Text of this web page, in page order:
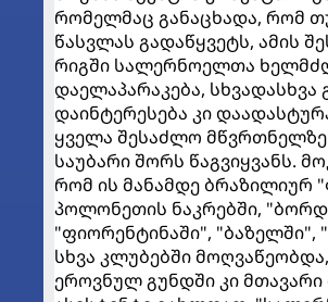
რომელმაც განაცხადა, რომ
წასვლას გადაწყვეტს, ამის
რიგში სალერნოელთა
დაელაპარაკება, სხვადასხვა
დაინტერესება კი
ყველა შესაძლო
საუბარი შორს წაგვიყვანს.
რომ ის მანამდე ბრაზილიურ
პოლონეთის ნაკრებში,
"ფიორენტინაში", "ბაზელში",
სხვა კლუბებში
ეროვნულ გუნდში კი